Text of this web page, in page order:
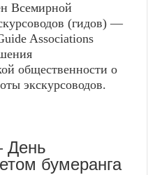
Всемирной
(гидов) —
Associations
общественности о
экскурсоводов.
День
бумеранга